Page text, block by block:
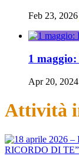
Feb 23, 2026
1
Apr 20, 2024
Attività